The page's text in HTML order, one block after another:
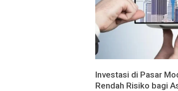
Investasi di Pasar
Rendah Risiko bagi